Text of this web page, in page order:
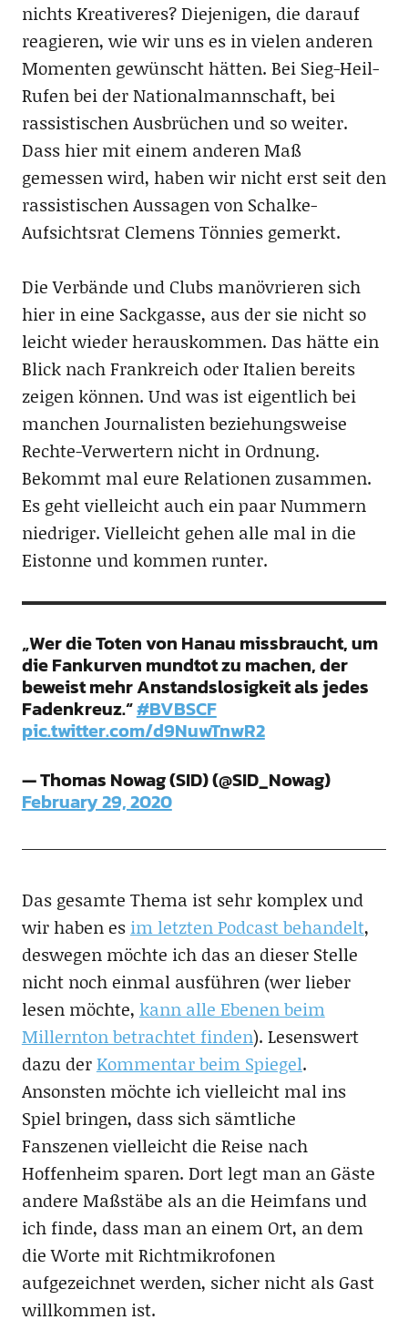
nichts Kreativeres? Diejenigen, die darauf
reagieren, wie wir uns es in vielen anderen
Momenten gewünscht hätten. Bei Sieg-Heil-
Rufen bei der Nationalmannschaft, bei
rassistischen Ausbrüchen und so weiter.
Dass hier mit einem anderen Maß
gemessen wird, haben wir nicht erst seit den
rassistischen Aussagen von Schalke-
Aufsichtsrat Clemens Tönnies gemerkt.
Die Verbände und Clubs manövrieren sich
hier in eine Sackgasse, aus der sie nicht so
leicht wieder herauskommen. Das hätte ein
Blick nach Frankreich oder Italien bereits
zeigen können. Und was ist eigentlich bei
manchen Journalisten beziehungsweise
Rechte-Verwertern nicht in Ordnung.
Bekommt mal eure Relationen zusammen.
Es geht vielleicht auch ein paar Nummern
niedriger. Vielleicht gehen alle mal in die
Eistonne und kommen runter.
„Wer die Toten von Hanau missbraucht, um
die Fankurven mundtot zu machen, der
beweist mehr Anstandslosigkeit als jedes
Fadenkreuz.“#BVBSCF
pic.twitter.com/d9NuwTnwR2
— Thomas Nowag (SID) (@SID_Nowag)
February 29, 2020
Das gesamte Thema ist sehr komplex und
wir haben es im letzten Podcast behandelt,
deswegen möchte ich das an dieser Stelle
nicht noch einmal ausführen (wer lieber
lesen möchte, kann alle Ebenen beim
Millernton betrachtet finden). Lesenswert
dazu derKommentar beim Spiegel.
Ansonsten möchte ich vielleicht mal ins
Spiel bringen, dass sich sämtliche
Fanszenen vielleicht die Reise nach
Hoffenheim sparen. Dort legt man an Gäste
andere Maßstäbe als an die Heimfans und
ich finde, dass man an einem Ort, an dem
die Worte mit Richtmikrofonen
aufgezeichnet werden, sicher nicht als Gast
willkommen ist.